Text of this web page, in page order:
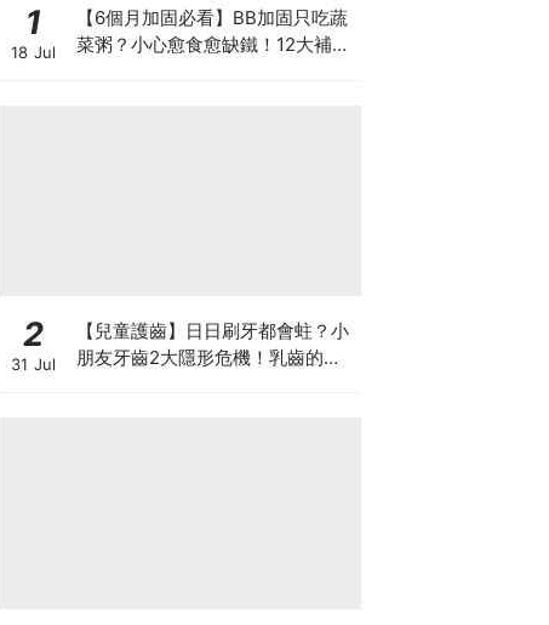
1
18 Jul
【6個月加固必看】BB加固只吃蔬
菜粥？小心愈食愈缺鐵！12大補鐵
2
31 Jul
【兒童護齒】日日刷牙都會蛀？小
朋友牙齒2大隱形危機！乳齒的琺